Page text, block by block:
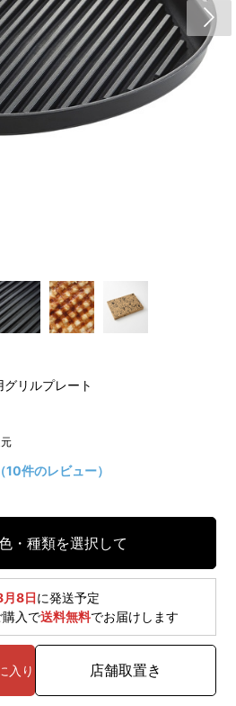
リルプレート
（10件のレビュー）
・種類を選択して
月8日に発送予定
入で送料無料でお届けします
入り 店舗取置き